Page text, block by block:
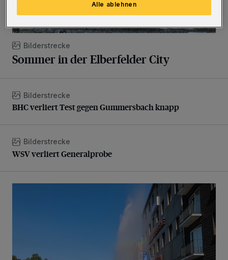
Bilderstrecke
Sommer in der Elberfelder City
BHC verliert Test gegen Gummersbach knapp
Bilderstrecke
BHC verliert Test gegen Gummersbach knapp
WSV verliert Generalprobe
Bilderstrecke
WSV verliert Generalprobe
Alle ablehnen